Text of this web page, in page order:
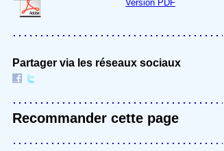
Version PDF
Partager via les réseaux sociaux
Recommander cette page